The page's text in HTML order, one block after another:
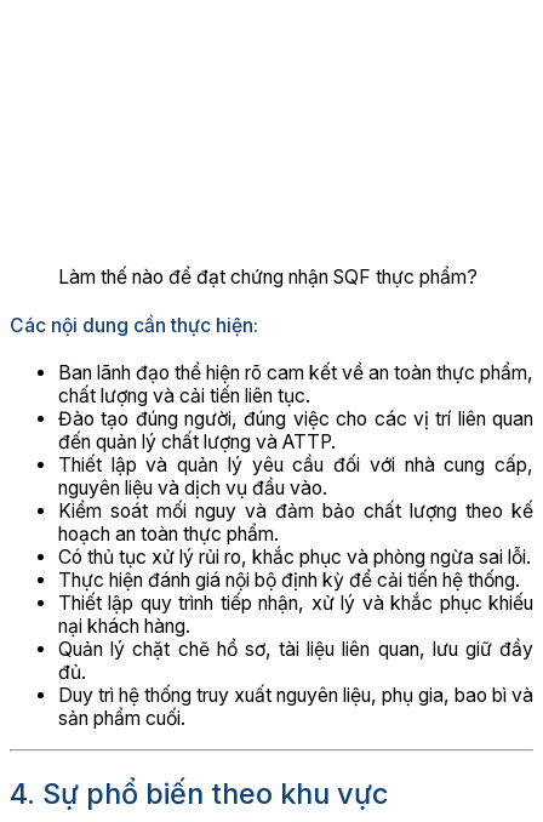
Làm thế nào để đạt chứng nhận SQF thực phẩm?
Các nội dung cần thực hiện:
Ban lãnh đạo thể hiện rõ cam kết về an toàn thực phẩm,
chất lượng và cải tiến liên tục.
Đào tạo đúng người, đúng việc cho các vị trí liên quan
đến quản lý chất lượng và ATTP.
Thiết lập và quản lý yêu cầu đối với nhà cung cấp,
nguyên liệu và dịch vụ đầu vào.
Kiểm soát mối nguy và đảm bảo chất lượng theo kế
hoạch an toàn thực phẩm.
Có thủ tục xử lý rủi ro, khắc phục và phòng ngừa sai lỗi.
Thực hiện đánh giá nội bộ định kỳ để cải tiến hệ thống.
Thiết lập quy trình tiếp nhận, xử lý và khắc phục khiếu
nại khách hàng.
Quản lý chặt chẽ hồ sơ, tài liệu liên quan, lưu giữ đầy
đủ.
Duy trì hệ thống truy xuất nguyên liệu, phụ gia, bao bì và
sản phẩm cuối.
4. Sự phổ biến theo khu vực